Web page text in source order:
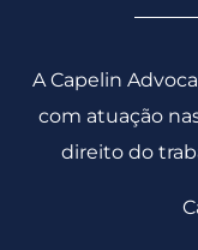
A Capelin
com atuação
direito do